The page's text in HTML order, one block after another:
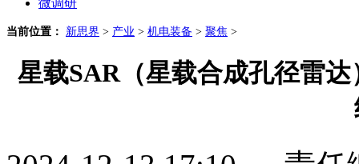
微调研
当前位置： 新思界 > 产业 > 机电装备 > 聚焦 >
星载SAR（星载合成孔径雷